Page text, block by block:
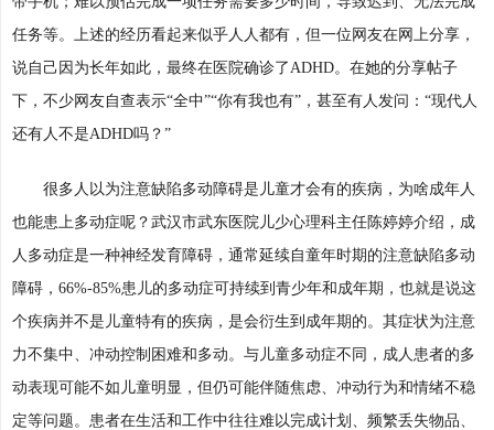
任务等。上述的经历看起来似乎人人都有，但一位网友在网上分享，
说自己因为长年如此，最终在医院确诊了ADHD。在她的分享帖子
下，不少网友自查表示“全中”“你有我也有”，甚至有人发问：“现代人
还有人不是ADHD吗？”
很多人以为注意缺陷多动障碍是儿童才会有的疾病，为啥成年人
也能患上多动症呢？武汉市武东医院儿少心理科主任陈婷婷介绍，成
人多动症是一种神经发育障碍，通常延续自童年时期的注意缺陷多动
障碍，66%-85%患儿的多动症可持续到青少年和成年期，也就是说这
个疾病并不是儿童特有的疾病，是会衍生到成年期的。其症状为注意
力不集中、冲动控制困难和多动。与儿童多动症不同，成人患者的多
动表现可能不如儿童明显，但仍可能伴随焦虑、冲动行为和情绪不稳
定等问题。患者在生活和工作中往往难以完成计划、频繁丢失物品、